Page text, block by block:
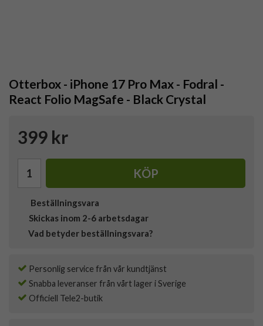
Otterbox - iPhone 17 Pro Max - Fodral -
React Folio MagSafe - Black Crystal
399 kr
KÖP
Beställningsvara
Skickas inom 2-6 arbetsdagar
Vad betyder beställningsvara?
Personlig service från vår kundtjänst
Snabba leveranser från vårt lager i Sverige
Officiell Tele2-butik